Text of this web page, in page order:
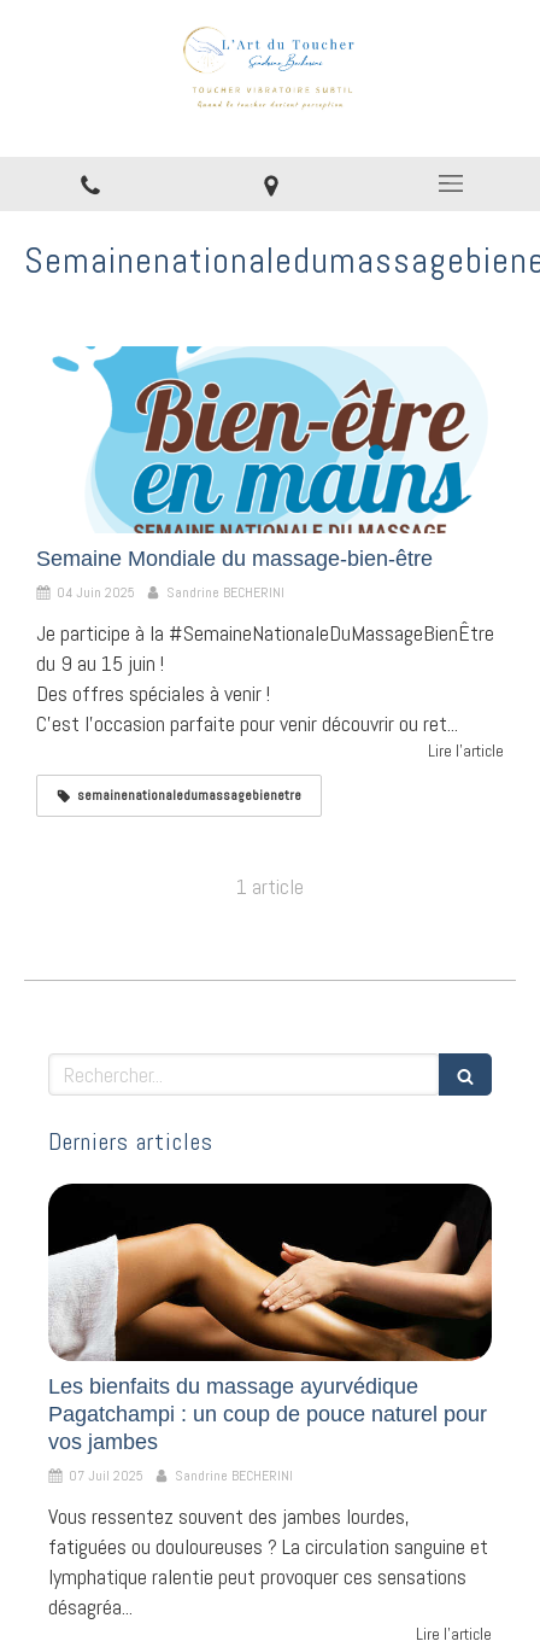
Semaine Mondiale du massage-bien-être
04 Juin 2025 Sandrine BECHERINI
Je participe à la #SemaineNationaleDuMassageBienÊtre
du 9 au 15 juin !
Des offres spéciales à venir !
C’est l’occasion parfaite pour venir découvrir ou ret...
Lire l'article
semainenationaledumassagebienetre
1 article
Rechercher
Derniers articles
Les bienfaits du massage ayurvédique
Pagatchampi : un coup de pouce naturel pour
vos jambes
07 Juil 2025 Sandrine BECHERINI
Vous ressentez souvent des jambes lourdes,
fatiguées ou douloureuses ? La circulation sanguine et
lymphatique ralentie peut provoquer ces sensations
désagréa...
Lire l'article